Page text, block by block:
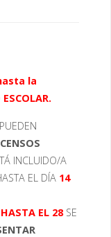
la
INCLUIDO/A
EL DÍA 14
EL 28SE